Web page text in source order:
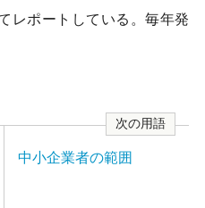
レポートしている。毎年発
次の用語
中小企業者の範囲